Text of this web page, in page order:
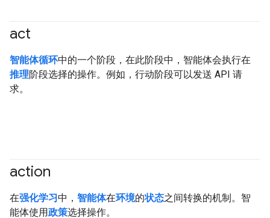
act
智能体循环中的一个阶段，在此阶段中，智能体会执行在
推理阶段选择的操作。例如，行动阶段可以发送 API 请
求。
action
在强化学习中， 智能体在环境的状态之间转换的机制。智
能体使用政策选择操作。